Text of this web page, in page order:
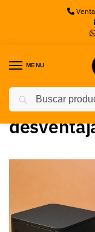
MENU
Inicio Posts